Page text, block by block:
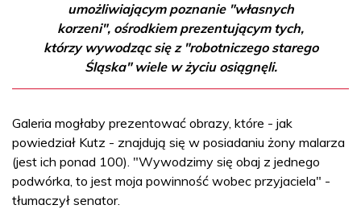
umożliwiającym poznanie "własnych
korzeni", ośrodkiem prezentującym tych,
którzy wywodząc się z "robotniczego starego
Śląska" wiele w życiu osiągnęli.
Galeria mogłaby prezentować obrazy, które - jak
powiedział Kutz - znajdują się w posiadaniu żony malarza
(jest ich ponad 100). "Wywodzimy się obaj z jednego
podwórka, to jest moja powinność wobec przyjaciela" -
tłumaczył senator.